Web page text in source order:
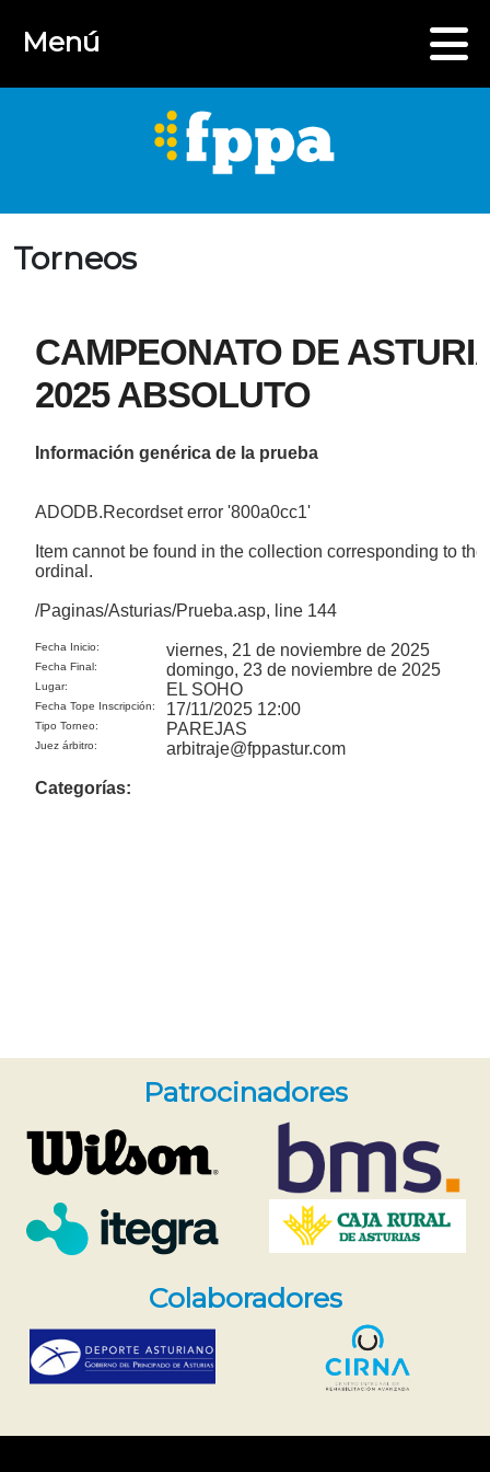
Menú
Torneos
Patrocinadores
Colaboradores